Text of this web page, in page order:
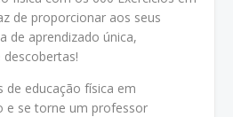
de proporcionar aos seus
de aprendizado única,
de educação física em
e se torne um professor